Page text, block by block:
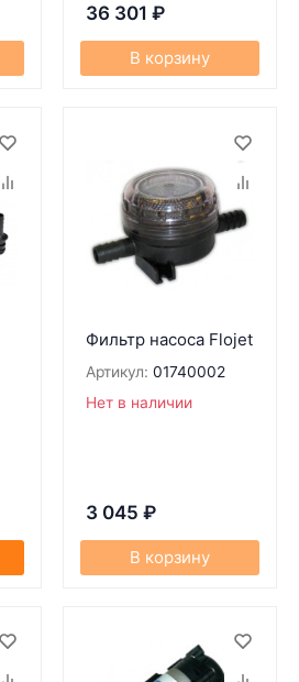
36 301 ₽
В корзину
Фильтр насоса Flojet
Артикул: 01740002
Нет в наличии
3 045 ₽
В корзину